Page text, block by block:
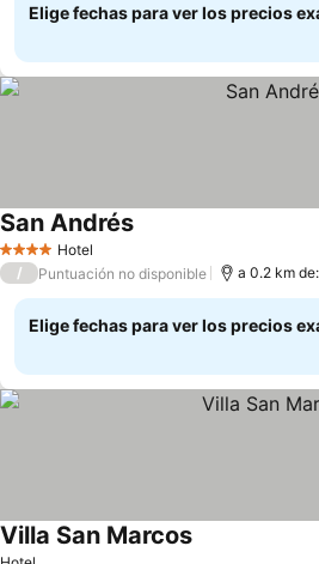
Elige fechas para ver los precios
4 EstrellasHotel
San Andrés
/ Puntuación no disponible a 0.2 km
Elige fechas para ver los precios
Villa San Marcos